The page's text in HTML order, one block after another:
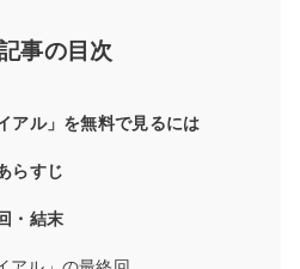
事の目次
アル」を無料で見るには
らすじ
・結末